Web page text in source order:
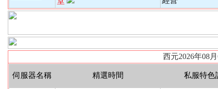
西元2026年08
伺服器名稱 精選時間 私服特色